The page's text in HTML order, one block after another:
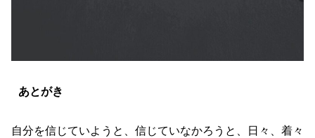
あとがき
自分を信じていようと、信じていなかろうと、日々、着々